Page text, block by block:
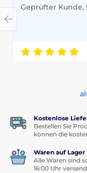
Geprüfter Kunde,
Kostenlose
Bestellen Sie
können die
Waren auf Lager
Alle Waren sind
16:00 Uhr